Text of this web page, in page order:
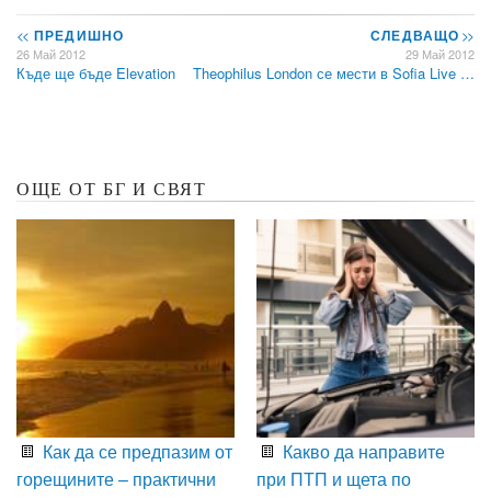
<< ПРЕДИШНО
26 Май 2012
Къде ще бъде Elevation
СЛЕДВАЩО>>
29 Май 2012
Theophilus London се мести в Sofia Live …
ОЩЕ ОТ БГ И СВЯТ
Как да се предпазим от
горещините – практични
Какво да направите
при ПТП и щета по